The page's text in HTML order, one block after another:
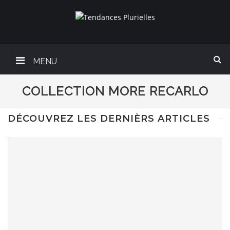
MENU
COLLECTION MORE RECARLO
DÉCOUVREZ LES DERNIÈRS ARTICLES